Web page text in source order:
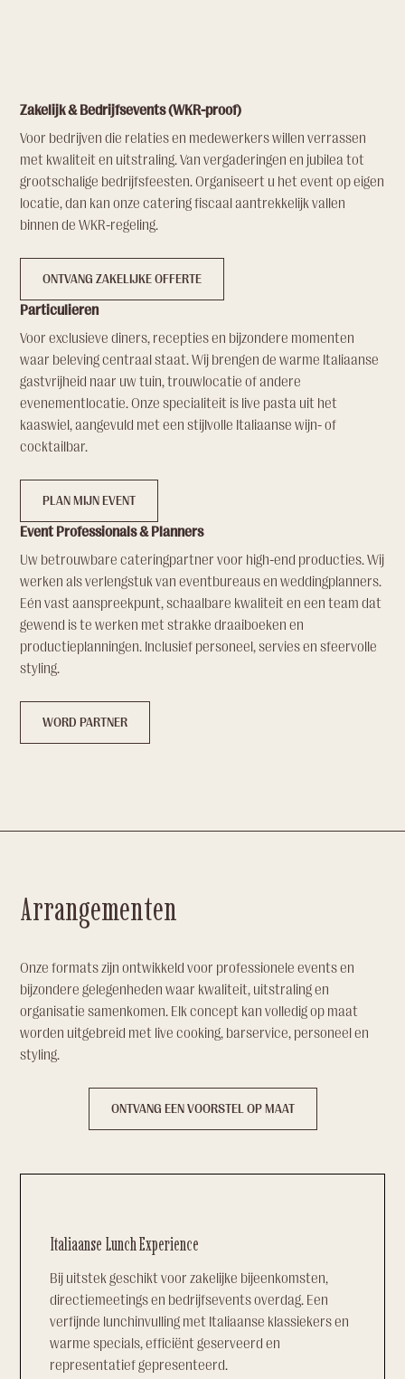
Zakelijk & Bedrijfsevents (WKR-proof)
Voor bedrijven die relaties en medewerkers willen verrassen
met kwaliteit en uitstraling. Van vergaderingen en jubilea tot
grootschalige bedrijfsfeesten. Organiseert u het event op eigen
locatie, dan kan onze catering fiscaal aantrekkelijk vallen
binnen de WKR-regeling.
ONTVANG ZAKELIJKE OFFERTE
Particulieren
Voor exclusieve diners, recepties en bijzondere momenten
waar beleving centraal staat. Wij brengen de warme Italiaanse
gastvrijheid naar uw tuin, trouwlocatie of andere
evenementlocatie. Onze specialiteit is live pasta uit het
kaaswiel, aangevuld met een stijlvolle Italiaanse wijn- of
cocktailbar.
PLAN MIJN EVENT
Event Professionals & Planners
Uw betrouwbare cateringpartner voor high-end producties. Wij
werken als verlengstuk van eventbureaus en weddingplanners.
Eén vast aanspreekpunt, schaalbare kwaliteit en een team dat
gewend is te werken met strakke draaiboeken en
productieplanningen. Inclusief personeel, servies en sfeervolle
styling.
WORD PARTNER
Arrangementen
Onze formats zijn ontwikkeld voor professionele events en
bijzondere gelegenheden waar kwaliteit, uitstraling en
organisatie samenkomen. Elk concept kan volledig op maat
worden uitgebreid met live cooking, barservice, personeel en
styling.
ONTVANG EEN VOORSTEL OP MAAT
Italiaanse Lunch Experience
Bij uitstek geschikt voor zakelijke bijeenkomsten,
directiemeetings en bedrijfsevents overdag. Een
verfijnde lunchinvulling met Italiaanse klassiekers en
warme specials, efficiënt geserveerd en
representatief gepresenteerd.